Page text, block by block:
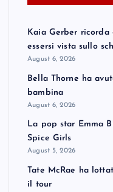
Kaia Gerber ricorda
essersi vista sullo
August 6, 2026
Bella Thorne ha
bambina
August 6, 2026
La pop star Emma
Spice Girls
August 5, 2026
Tate McRae ha
il tour